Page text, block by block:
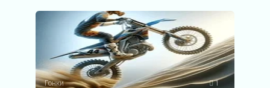
Гонки 1